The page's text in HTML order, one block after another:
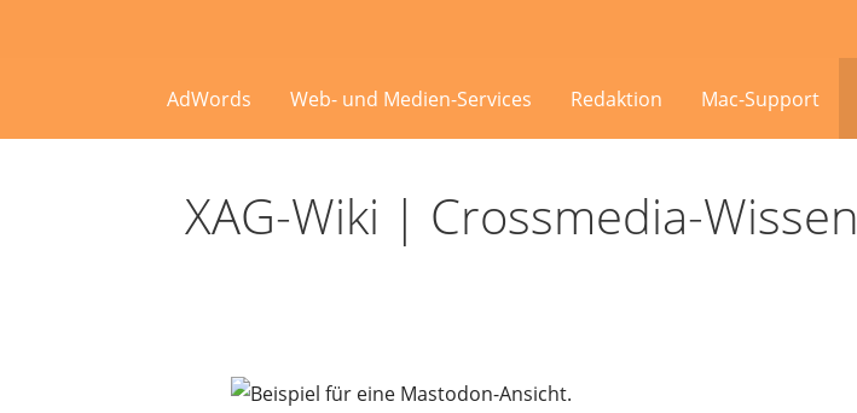
AdWords Web- und Medien-Services Redaktion Mac-Support
XAG-Wiki | Crossmedia-Wissen